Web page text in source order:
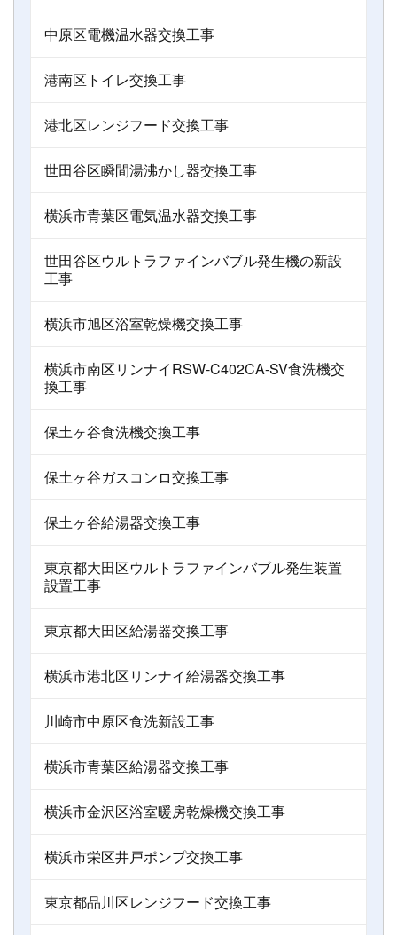
中原区電機温水器交換工事
港南区トイレ交換工事
港北区レンジフード交換工事
世田谷区瞬間湯沸かし器交換工事
横浜市青葉区電気温水器交換工事
世田谷区ウルトラファインバブル発生機の新設
工事
横浜市旭区浴室乾燥機交換工事
横浜市南区リンナイRSW-C402CA-SV食洗機交
換工事
保土ヶ谷食洗機交換工事
保土ヶ谷ガスコンロ交換工事
保土ヶ谷給湯器交換工事
東京都大田区ウルトラファインバブル発生装置
設置工事
東京都大田区給湯器交換工事
横浜市港北区リンナイ給湯器交換工事
川崎市中原区食洗新設工事
横浜市青葉区給湯器交換工事
横浜市金沢区浴室暖房乾燥機交換工事
横浜市栄区井戸ポンプ交換工事
東京都品川区レンジフード交換工事